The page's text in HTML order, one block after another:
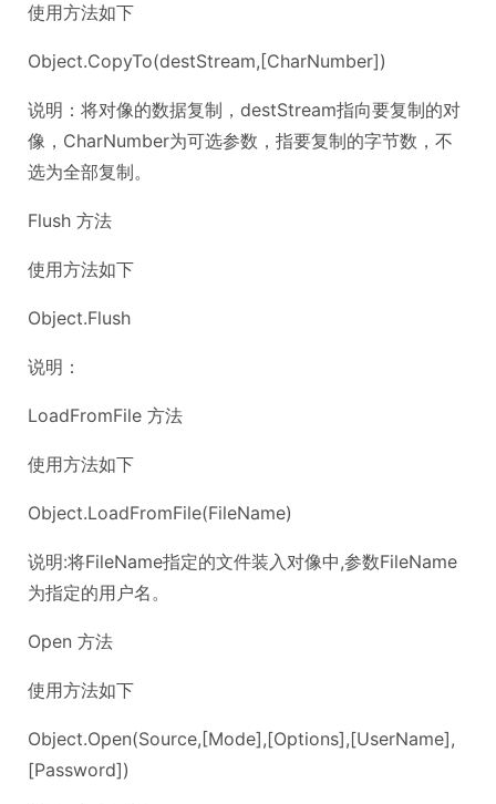
使用方法如下
Object.CopyTo(destStream,[CharNumber])
说明：将对像的数据复制，destStream指向要复制的对
像，CharNumber为可选参数，指要复制的字节数，不
选为全部复制。
Flush 方法
使用方法如下
Object.Flush
说明：
LoadFromFile 方法
使用方法如下
Object.LoadFromFile(FileName)
说明:将FileName指定的文件装入对像中,参数FileName
为指定的用户名。
Open 方法
使用方法如下
Object.Open(Source,[Mode],[Options],[UserName],
[Password])